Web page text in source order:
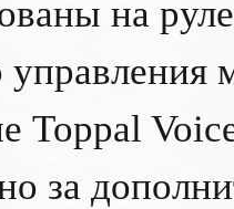
на
управления
Toppal
за